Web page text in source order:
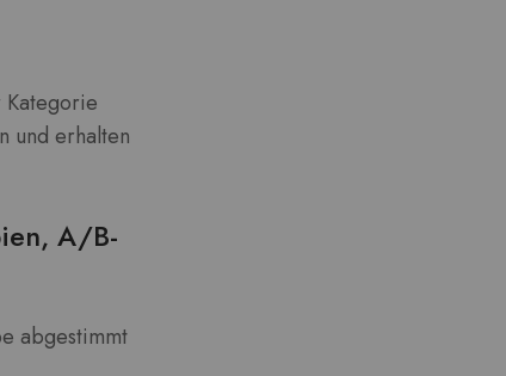
Kategorie
und erhalten
A/B-
abgestimmt